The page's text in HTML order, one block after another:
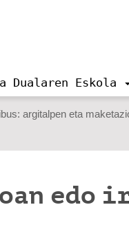
Dualaren Eskola
argitalpen eta
edo